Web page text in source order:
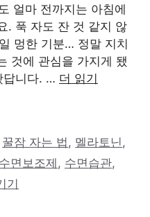
얼마 전까지는 아침에
. 푹 자도 잔 것 같지 않
멍한 기분… 정말 지치
것에 관심을 가지게 됐
답니다. … 더 읽기
꿀잠 자는 법, 멜라토닌,
수면보조제 , 수면습관,
기